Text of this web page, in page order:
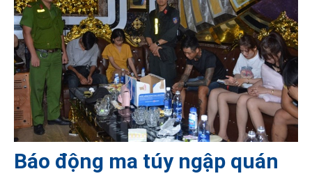
Báo động ma túy ngập quán